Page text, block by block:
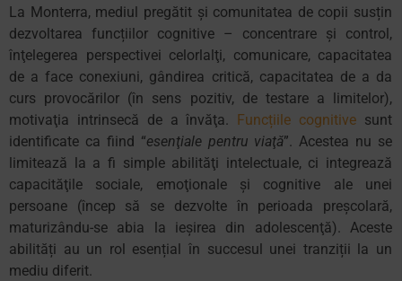
La Monterra, mediul pregătit și comunitatea de copii susțin
dezvoltarea funcțiilor cognitive – concentrare şi control,
înţelegerea perspectivei celorlalţi, comunicare, capacitatea
de a face conexiuni, gândirea critică, capacitatea de a da
curs provocărilor (în sens pozitiv, de testare a limitelor),
motivaţia intrinsecă de a învăţa.
Funcțiile cognitive sunt
identificate ca fiind “esenţiale pentru viaţă”. Acestea nu se
limitează la a fi simple abilităţi intelectuale, ci integrează
capacităţile sociale, emoţionale şi cognitive ale unei
persoane (încep să se dezvolte în perioada preşcolară,
maturizându-se abia la ieşirea din adolescenţă). Aceste
abilități au un rol esențial în succesul unei tranziții la un
mediu diferit.